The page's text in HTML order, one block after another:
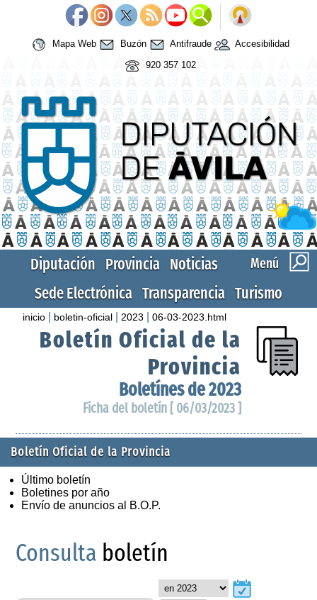
Mapa Web Buzón Antifraude
Accesibilidad
920 357 102
Menú
Diputación Provincia Noticias
Sede Electrónica Transparencia Turismo
inicio boletin-oficial 2023 |06-03-2023.html
Boletín Oficial de la
Provincia
Boletínes de 2023
Ficha del boletín [ 06/03/2023 ]
Boletín Oficial de la Provincia
Último boletín
Boletines por año
Envío de anuncios al B.O.P.
Consulta boletín